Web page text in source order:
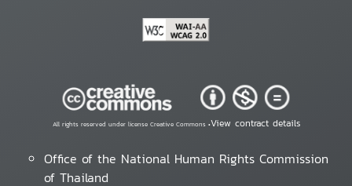
All rights reserved under license Creative Commons •View contract details
Office of the National Human Rights Commission
of Thailand